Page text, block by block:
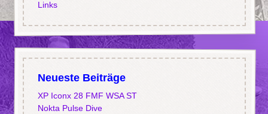
Links
Neueste Beiträge
XP Iconx 28 FMF WSA ST
Nokta Pulse Dive